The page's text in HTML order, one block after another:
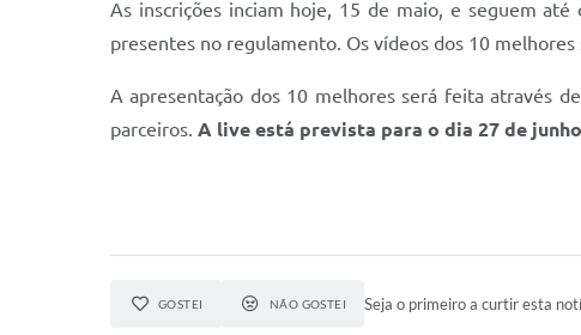
As inscrições inciam hoje, 15 de maio, e seguem
presentes no regulamento. Os vídeos dos 10
A apresentação dos 10 melhores será feita através
parceiros. A live está prevista para o dia 27 de
GOSTEI NÃO GOSTEI Seja o primeiro a curtir esta